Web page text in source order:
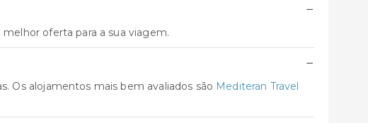
−
oferta para a sua viagem.
−
Os alojamentos mais bem avaliados são Mediteran Travel